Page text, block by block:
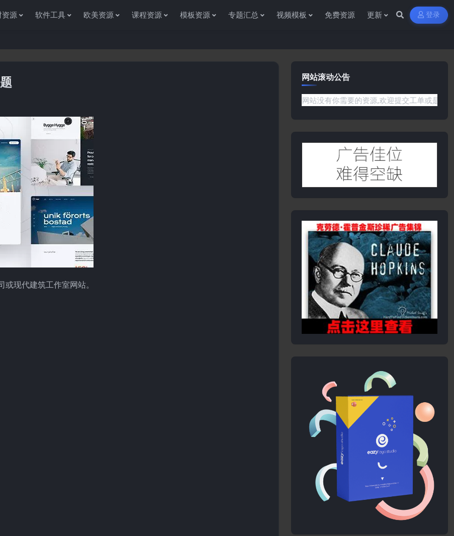
资源 软件工具 欧美资源 课程资源 模板资源 专题汇总 视频模板 免费资源 更新 登录
现代建筑工作室网站。
网站滚动公告
感谢您访问资源杂货铺获取各种信息资源!如果遇到任何问题或是网站没有你需要的资源,欢迎提交工单或是添加客服微